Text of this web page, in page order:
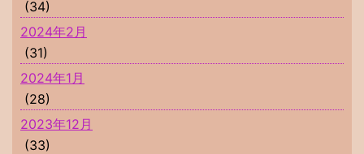
(34)
2024年2月
(31)
2024年1月
(28)
2023年12月
(33)